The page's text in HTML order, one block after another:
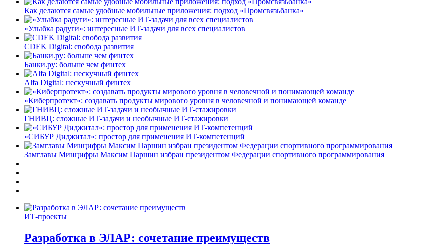
Как делаются самые удобные мобильные приложения: подход «Промсвязьбанка»
«Улыбка радуги»: интересные ИТ-задачи для всех специалистов
CDEK Digital: свобода развития
Банки.ру: больше чем финтех
Alfa Digital: нескучный финтех
«Киберпротект»: создавать продукты мирового уровня в человечной и понимающей команде
ГНИВЦ: сложные ИТ‑задачи и необычные ИТ‑стажировки
«СИБУР Диджитал»: простор для применения ИТ-компетенций
Замглавы Минцифры Максим Паршин избран президентом Федерации спортивного программирования
ИТ-проекты
Разработка в ЭЛАР: сочетание преимуществ